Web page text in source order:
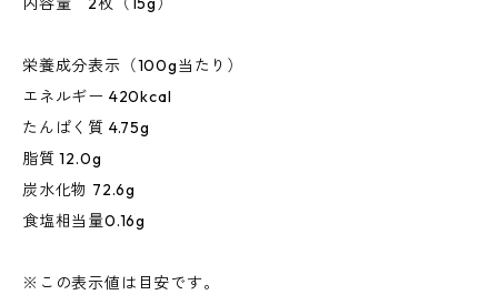
栄養成分表示（100g当たり）
エネルギー 420kcal
たんぱく質 4.75g
脂質 12.0g
炭水化物 72.6g
食塩相当量0.16g
※この表示値は目安です。